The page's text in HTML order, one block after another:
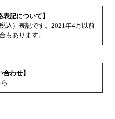
表記について】
込）表記です。2021年4月以前
もあります。
合わせ】